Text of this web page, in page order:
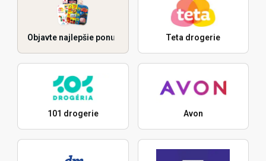
Objavte najlepšie ponuky Teta drogerie
101 drogerie Avon